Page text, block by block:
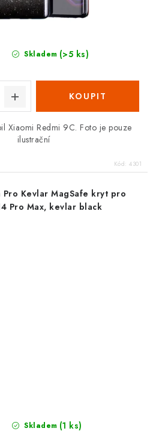
Skladem (>5 ks)
Xiaomi Redmi 9C. Foto je pouze
ilustrační
Kód: 4301
Pro Kevlar MagSafe kryt pro
Pro Max, kevlar black
Skladem (1 ks)